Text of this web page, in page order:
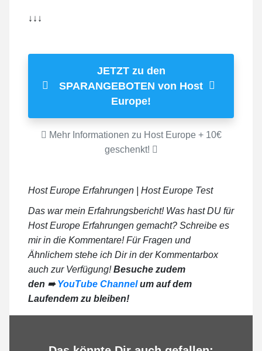
↓↓↓
JETZT zu den
SPARANGEBOTEN von Host
Europe!
Mehr Informationen zu Host Europe + 10€
geschenkt!
Host Europe Erfahrungen | Host Europe Test
Das war mein Erfahrungsbericht! Was hast DU für
Host Europe Erfahrungen gemacht? Schreibe es
mir in die Kommentare! Für Fragen und
Ähnlichem stehe ich Dir in der Kommentarbox
auch zur Verfügung!Besuche zudem
den ➠ YouTube Channel um auf dem
Laufendem zu bleiben!